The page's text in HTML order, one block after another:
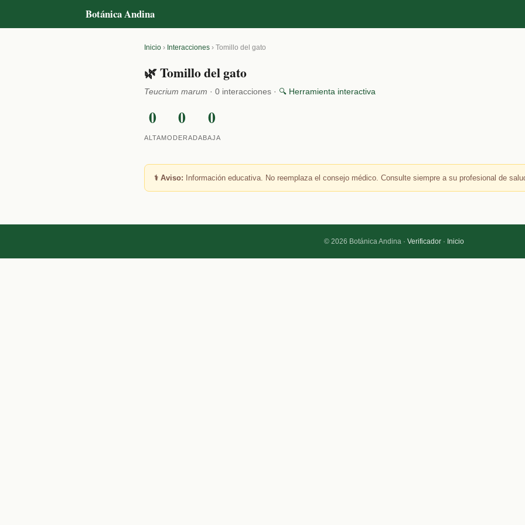
Botánica Andina
Inicio › Interacciones › Tomillo del gato
🌿 Tomillo del gato
Teucrium marum · 0 interacciones · 🔍 Herramienta interactiva
0
ALTA
0
MODERADA
0
BAJA
⚕️ Aviso: Información educativa. No reemplaza el consejo médico. Consulte siempre a su profesional de
© 2026 Botánica Andina · Verificador· Inicio